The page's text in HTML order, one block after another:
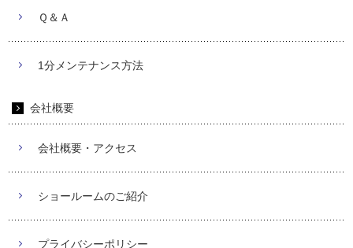
Ｑ＆Ａ
1分メンテナンス方法
会社概要
会社概要・アクセス
ショールームのご紹介
プライバシーポリシー